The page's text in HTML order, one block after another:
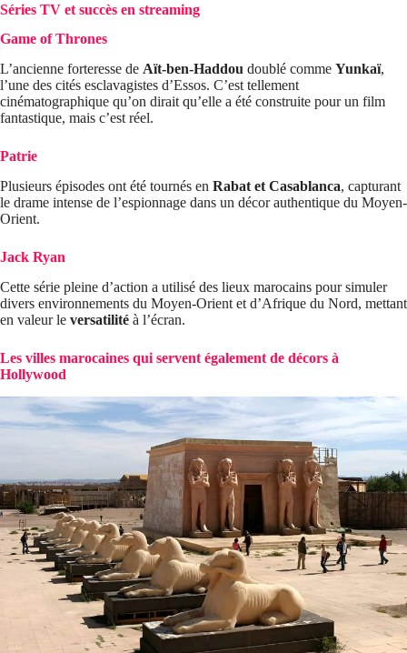
Séries TV et succès en streaming
Game of Thrones
L’ancienne forteresse de Aït-ben-Haddou doublé comme Yunkaï,
l’une des cités esclavagistes d’Essos. C’est tellement
cinématographique qu’on dirait qu’elle a été construite pour un film
fantastique, mais c’est réel.
Patrie
Plusieurs épisodes ont été tournés en Rabat et Casablanca, capturant
le drame intense de l’espionnage dans un décor authentique du Moyen-
Orient.
Jack Ryan
Cette série pleine d’action a utilisé des lieux marocains pour simuler
divers environnements du Moyen-Orient et d’Afrique du Nord, mettant
en valeur le versatilité à l’écran.
Les villes marocaines qui servent également de décors à
Hollywood